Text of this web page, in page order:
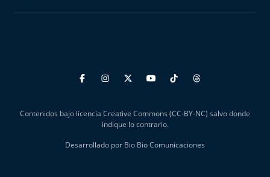
Podría Ser Peor
Entrevistas BioBioTV
Comentarios de Tomás Mosciatti
Contenidos bajo licencia Creative Commons (CC-BY-NC) salvo donde
indique lo contrario.
Desarrollado por Bio Bio Comunicaciones